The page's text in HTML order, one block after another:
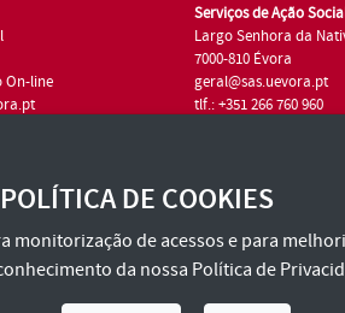
On-line
Serviços de Ação
Largo Senhora da
7000-810 Évora
geral@sas.uevora.pt
tlf.: +351 266 760 960
POLÍTICA DE COOKIES
monitorização de acessos e para
da nossa Política de